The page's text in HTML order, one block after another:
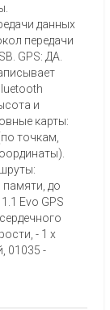
данных
передачи
GPS: ДА.
и
карты:
точкам,
до
Evo GPS
- 1 x
01035 -